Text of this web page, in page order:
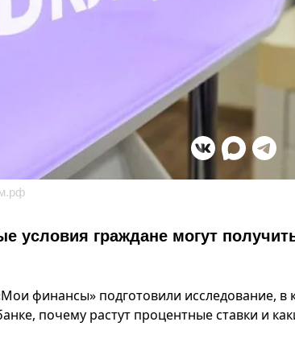
условия граждане могут
финансы» подготовили исследование, в
почему растут процентные ставки и